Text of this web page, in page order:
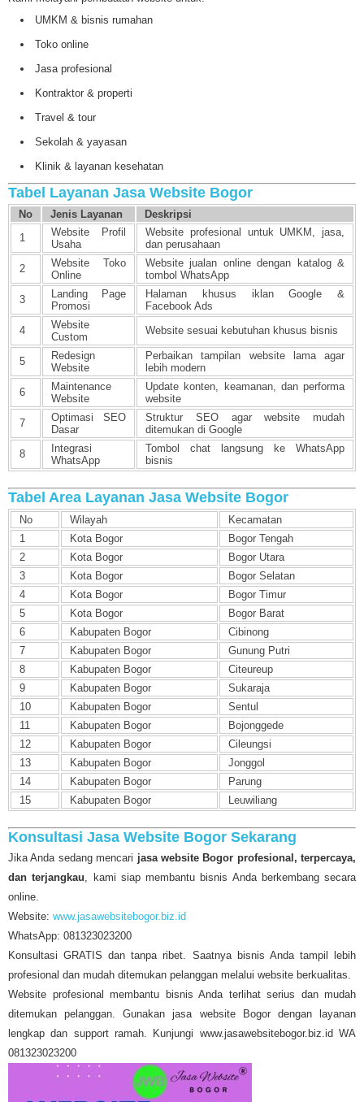
UMKM & bisnis rumahan
Toko online
Jasa profesional
Kontraktor & properti
Travel & tour
Sekolah & yayasan
Klinik & layanan kesehatan
Tabel Layanan Jasa Website Bogor
No Jenis Layanan
Deskripsi
1
Website Profil
Usaha
Website profesional untuk UMKM, jasa,
dan perusahaan
2
Website Toko
Online
Website jualan online dengan katalog &
tombol WhatsApp
3
Landing Page
Promosi
Halaman khusus iklan Google &
Facebook Ads
4
Website
Custom
Website sesuai kebutuhan khusus bisnis
5
Redesign
Website
Perbaikan tampilan website lama agar
lebih modern
6
Maintenance
Website
Update konten, keamanan, dan performa
website
7
Optimasi SEO
Dasar
Struktur SEO agar website mudah
ditemukan di Google
8
Integrasi
WhatsApp
Tombol chat langsung ke WhatsApp
bisnis
Tabel Area Layanan Jasa Website Bogor
No Wilayah
Kecamatan
1
Kota Bogor
Bogor Tengah
2
Kota Bogor
Bogor Utara
3
Kota Bogor
Bogor Selatan
4
Kota Bogor
Bogor Timur
5
Kota Bogor
Bogor Barat
6
Kabupaten Bogor
Cibinong
7
Kabupaten Bogor
Gunung Putri
8
Kabupaten Bogor
Citeureup
9
Kabupaten Bogor
Sukaraja
10
Kabupaten Bogor
Sentul
11
Kabupaten Bogor
Bojonggede
12
Kabupaten Bogor
Cileungsi
13
Kabupaten Bogor
Jonggol
14
Kabupaten Bogor
Parung
15
Kabupaten Bogor Leuwiliang
Konsultasi Jasa Website Bogor Sekarang
Jika Anda sedang mencari jasa website Bogor profesional, terpercaya,
dan terjangkau, kami siap membantu bisnis Anda berkembang secara
online.
Website: www.jasawebsitebogor.biz.id
WhatsApp: 081323023200
Konsultasi GRATIS dan tanpa ribet. Saatnya bisnis Anda tampil lebih
profesional dan mudah ditemukan pelanggan melalui website berkualitas.
Website profesional membantu bisnis Anda terlihat serius dan mudah
ditemukan pelanggan. Gunakan jasa website Bogor dengan layanan
lengkap dan support ramah. Kunjungi www.jasawebsitebogor.biz.id WA
081323023200